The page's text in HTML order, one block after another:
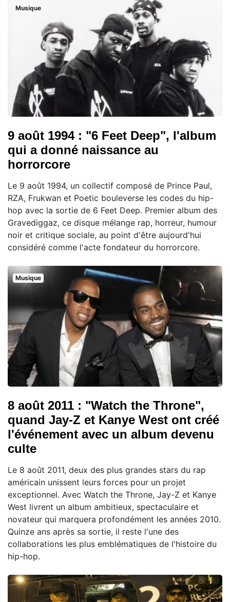
Musique
9 août 1994 : "6 Feet Deep", l'album
qui a donné naissance au
horrorcore
Le 9 août 1994, un collectif composé de Prince Paul,
RZA, Frukwan et Poetic bouleverse les codes du hip-
hop avec la sortie de 6 Feet Deep. Premier album des
Gravediggaz, ce disque mélange rap, horreur, humour
noir et critique sociale, au point d'être aujourd'hui
considéré comme l'acte fondateur du horrorcore.
Musique
8 août 2011 : "Watch the Throne",
quand Jay-Z et Kanye West ont créé
l'événement avec un album devenu
culte
Le 8 août 2011, deux des plus grandes stars du rap
américain unissent leurs forces pour un projet
exceptionnel. Avec Watch the Throne, Jay-Z et Kanye
West livrent un album ambitieux, spectaculaire et
novateur qui marquera profondément les années 2010.
Quinze ans après sa sortie, il reste l'une des
collaborations les plus emblématiques de l'histoire du
hip-hop.